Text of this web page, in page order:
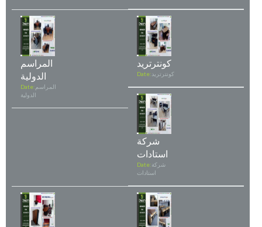
المراسم
الدولية
Date: المراسم
الدولية
كونترتريد
Date: كونترتريد
شركة
استادات
Date:شركة
استادات